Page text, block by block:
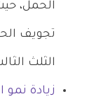
الحمل،
تجويف
الثلث
زيادة نمو